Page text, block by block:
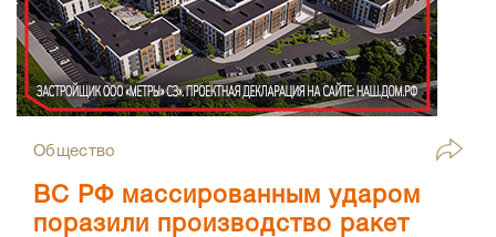
Общество
ВС РФ массированным ударом
поразили производство ракет